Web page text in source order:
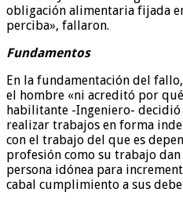
obligación alimentaria fijada
perciba», fallaron.
Fundamentos
En la fundamentación del
el hombre «ni acreditó por
habilitante -Ingeniero-
realizar trabajos en forma
con el trabajo del que es
profesión como su trabajo
persona idónea para
cabal cumplimiento a sus